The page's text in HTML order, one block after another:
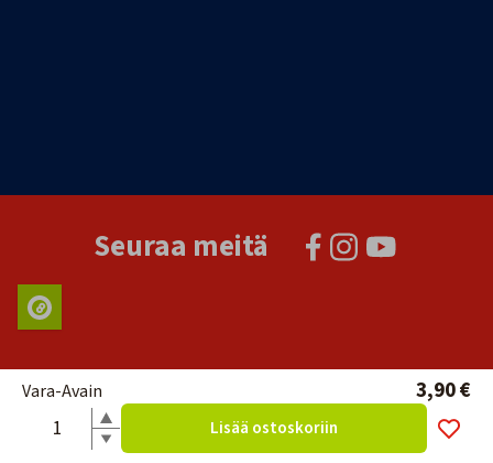
Vara-Avain 3,90 €
Lisää ostoskoriin
Seuraa meitä